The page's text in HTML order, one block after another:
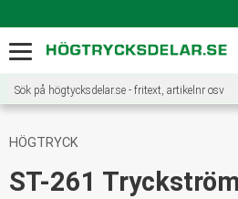
Meny
HÖGTRYCK
ST-261